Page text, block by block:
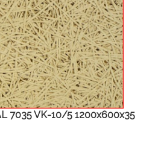
7035 VK-10/5 1200x600x35